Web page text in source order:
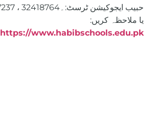
حبیب ایجوکیشن ٹرسٹ:
یا ملاحظہ کریں:
https://www.habibschools.edu.pk